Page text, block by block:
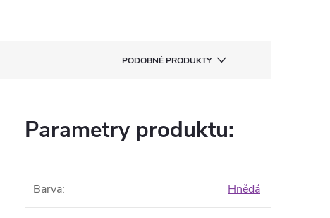
PODOBNÉ PRODUKTY
Parametry produktu:
Barva: Hnědá